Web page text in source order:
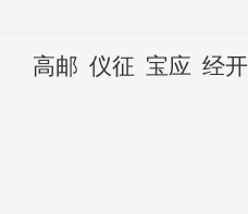
高邮 仪征 宝应 经